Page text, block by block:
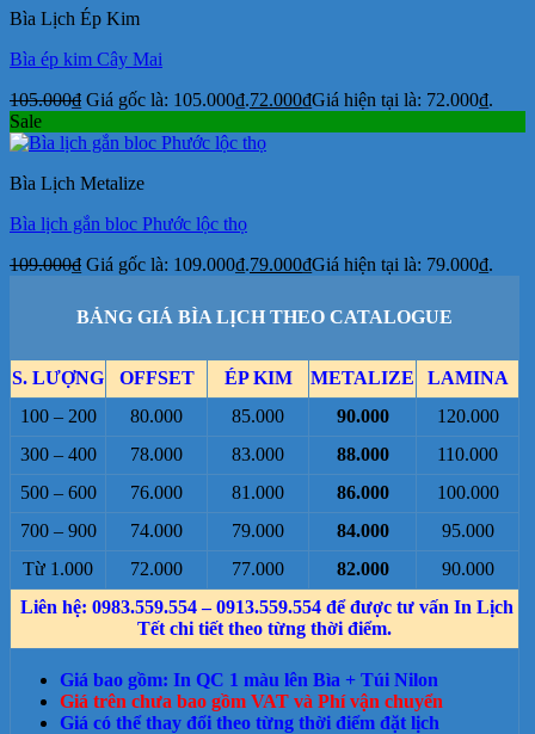
Bìa Lịch Ép Kim
Bìa ép kim Cây Mai
105.000₫ Giá gốc là: 105.000₫.72.000₫Giá hiện tại là: 72.000₫.
Sale
Bìa Lịch Metalize
Bìa lịch gắn bloc Phước lộc thọ
109.000₫ Giá gốc là: 109.000₫.79.000₫Giá hiện tại là: 79.000₫.
BẢNG GIÁ BÌA LỊCH THEO CATALOGUE
S. LƯỢNG OFFSET ÉP KIM METALIZE
LAMINA
100 – 200
80.000 85.000 90.000
120.000
300 – 400
78.000 83.000 88.000
110.000
500 – 600
76.000 81.000 86.000
100.000
700 – 900
74.000 79.000 84.000
95.000
Từ 1.000
72.000 77.000 82.000
90.000
Liên hệ: 0983.559.554 – 0913.559.554 để được tư vấn In Lịch
Tết chi tiết theo từng thời điểm.
Giá bao gồm: In QC 1 màu lên Bìa + Túi Nilon
Giá trên chưa bao gồm VAT và Phí vận chuyển
Giá có thể thay đổi theo từng thời điểm đặt lịch